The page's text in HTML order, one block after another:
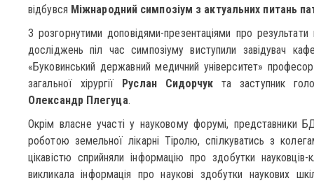
відбувся Міжнародний симпозіум з актуальних питань
З розгорнутими доповідями-презентаціями про результати
досліджень піл час симпозіуму виступили завідувач
«Буковинський державний медичний університет»
загальної хірургії Руслан Сидорчук та заступник
Олександр Плегуца.
Окрім власне участі у науковому форумі,
роботою земельної лікарні Тіролю, спілкуватись з
цікавістю сприйняли інформацію про здобутки науковців-
викликала інформація про наукові здобутки наукових